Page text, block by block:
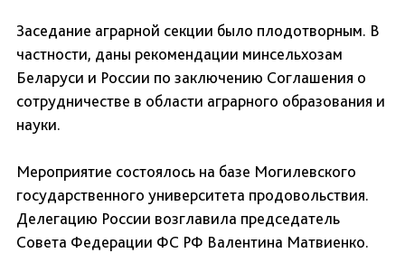
Заседание аграрной секции было плодотворным. В
частности, даны рекомендации минсельхозам
Беларуси и России по заключению Соглашения о
сотрудничестве в области аграрного образования и
науки.
Мероприятие состоялось на базе Могилевского
государственного университета продовольствия.
Делегацию России возглавила председатель
Совета Федерации ФС РФ Валентина Матвиенко.